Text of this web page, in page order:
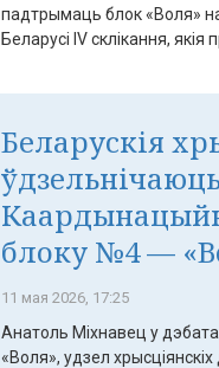
падтрымаць блок «Воля»
Беларусі IV склікання, якія
Беларускія
блоку №4 —
11 мая 2026, 17:25
Анатоль Міхнавец у
«Воля», удзел